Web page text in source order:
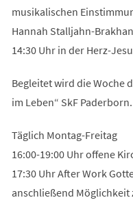
musikalischen
Hannah Stalljahn-
14:30 Uhr in der Herz-
Begleitet wird die Woche
im Leben“ SkF Paderborn.
Täglich Montag-Freitag
16:00-19:00 Uhr offene
17:30 Uhr After Work
anschließend Möglichkeit